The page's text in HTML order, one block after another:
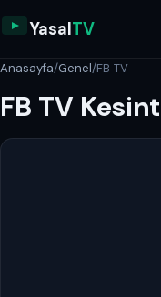
YasalTV
Anasayfa/Genel/FB TV
FB TV